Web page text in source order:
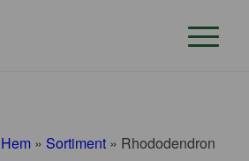
Hem » Sortiment » Rhododendron